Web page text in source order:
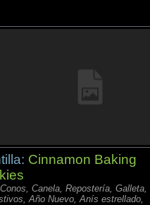
Cinnamon Baking
Canela, Repostería, Galleta,
Año Nuevo, Anís estrellado,